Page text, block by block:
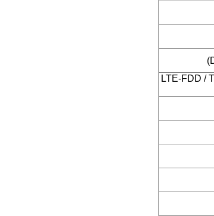
LTE-FDD /